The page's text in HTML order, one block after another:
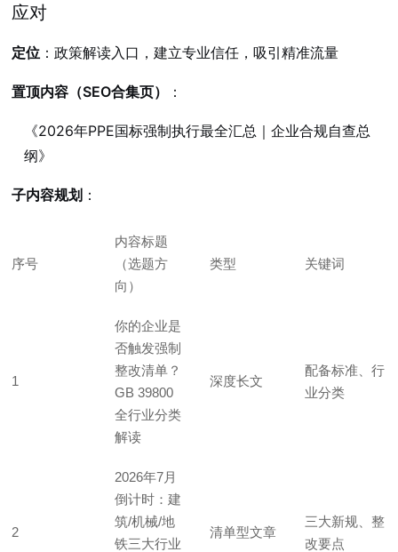
应对
定位 ：政策解读入口，建立专业信任，吸引精准流量
置顶内容（SEO合集页） ：
《2026年PPE国标强制执行最全汇总｜企业合规自查总
纲》
子内容规划 ：
序号
内容标题
（选题方
向）
类型 关键词
1
你的企业是
否触发强制
整改清单？
GB 39800
全行业分类
解读
深度长文
配备标准、行
业分类
2
2026年7月
倒计时：建
筑/机械/地
铁三大行业
清单型文章
三大新规、整
改要点